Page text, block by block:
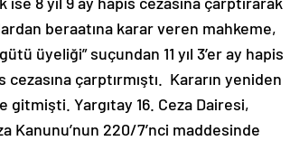
beraatına karar veren mahkeme,
üyeliği” suçundan 11 yıl 3’er ay hapis
cezasına çarptırmıştı. Kararın yeniden
gitmişti. Yargıtay 16. Ceza Dairesi,
Kanunu’nun 220/7’nci maddesinde